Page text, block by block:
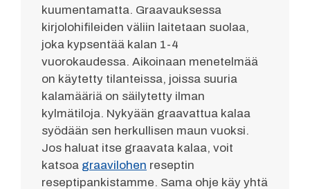
kuumentamatta. Graavauksessa
kirjolohifileiden väliin laitetaan suolaa,
joka kypsentää kalan 1-4
vuorokaudessa. Aikoinaan menetelmää
on käytetty tilanteissa, joissa suuria
kalamääriä on säilytetty ilman
kylmätiloja. Nykyään graavattua kalaa
syödään sen herkullisen maun vuoksi.
Jos haluat itse graavata kalaa, voit
katsoa graavilohen reseptin
reseptipankistamme. Sama ohje käy yhtä